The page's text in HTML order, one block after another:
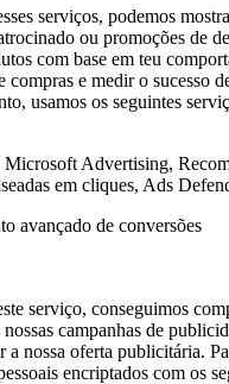
serviços, podemos
ou promoções de
com base em teu
compras e medir o sucesso
usamos os seguintes
Advertising,
em cliques, Ads
avançado de conversões
serviço, conseguimos
nossas campanhas de
a nossa oferta publicitária.
encriptados com os